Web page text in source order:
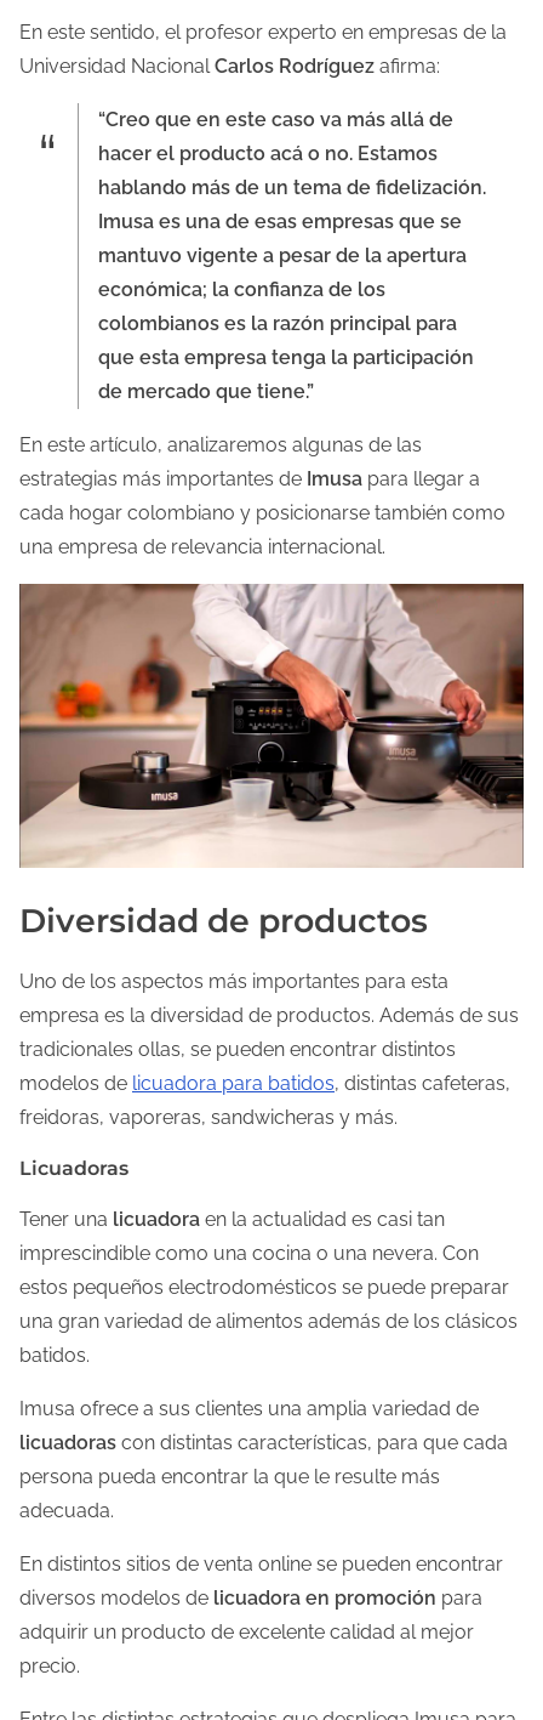
a
d
En este sentido, el profesor experto en empresas de la
Universidad Nacional Carlos Rodríguez afirma:
“Creo que en este caso va más allá de
hacer el producto acá o no. Estamos
hablando más de un tema de fidelización.
Imusa es una de esas empresas que se
mantuvo vigente a pesar de la apertura
económica; la confianza de los
colombianos es la razón principal para
que esta empresa tenga la participación
de mercado que tiene.”
En este artículo, analizaremos algunas de las
estrategias más importantes de Imusa para llegar a
cada hogar colombiano y posicionarse también como
una empresa de relevancia internacional.
Diversidad de productos
Uno de los aspectos más importantes para esta
empresa es la diversidad de productos. Además de sus
tradicionales ollas, se pueden encontrar distintos
modelos de licuadora para batidos, distintas cafeteras,
freidoras, vaporeras, sandwicheras y más.
Licuadoras
Tener una licuadora en la actualidad es casi tan
imprescindible como una cocina o una nevera. Con
estos pequeños electrodomésticos se puede preparar
una gran variedad de alimentos además de los clásicos
batidos.
Imusa ofrece a sus clientes una amplia variedad de
licuadoras con distintas características, para que cada
persona pueda encontrar la que le resulte más
adecuada.
En distintos sitios de venta online se pueden encontrar
diversos modelos de licuadora en promoción para
adquirir un producto de excelente calidad al mejor
precio.